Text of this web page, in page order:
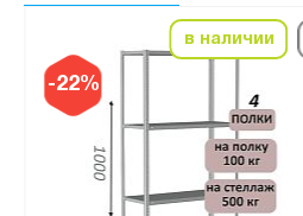
-22%
в наличии